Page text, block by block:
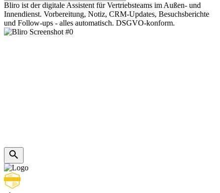
Bliro ist der digitale Assistent für Vertriebsteams im Außen- und
Innendienst. Vorbereitung, Notiz, CRM-Updates, Besuchsberichte
und Follow-ups - alles automatisch. DSGVO-konform.